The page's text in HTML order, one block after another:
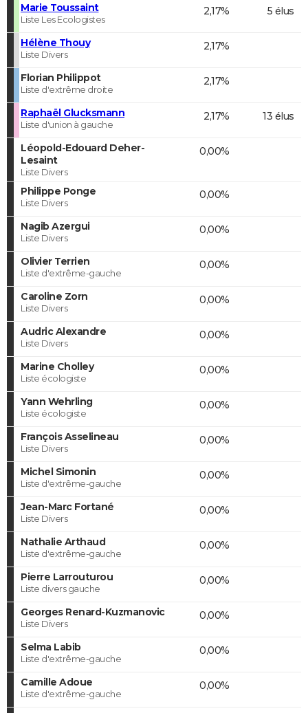
Marie Toussaint
Liste Les Ecologistes
2,17% 5 élus
Hélène Thouy
Liste Divers
2,17%
Florian Philippot
Liste d'extrême droite
2,17%
Raphaël Glucksmann
Liste d'union à gauche
2,17% 13 élus
Léopold-Edouard Deher-
Lesaint
Liste Divers
0,00%
Philippe Ponge
Liste Divers
0,00%
Nagib Azergui
Liste Divers
0,00%
Olivier Terrien
Liste d'extrême-gauche
0,00%
Caroline Zorn
Liste Divers
0,00%
Audric Alexandre
Liste Divers
0,00%
Marine Cholley
Liste écologiste
0,00%
Yann Wehrling
Liste écologiste
0,00%
François Asselineau
Liste Divers
0,00%
Michel Simonin
Liste d'extrême-gauche
0,00%
Jean-Marc Fortané
Liste Divers
0,00%
Nathalie Arthaud
Liste d'extrême-gauche
0,00%
Pierre Larrouturou
Liste divers gauche
0,00%
Georges Renard-Kuzmanovic
Liste Divers
0,00%
Selma Labib
Liste d'extrême-gauche
0,00%
Camille Adoue
Liste d'extrême-gauche
0,00%